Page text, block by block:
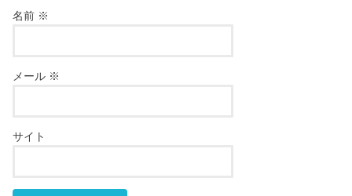
名前 ※
メール ※
サイト